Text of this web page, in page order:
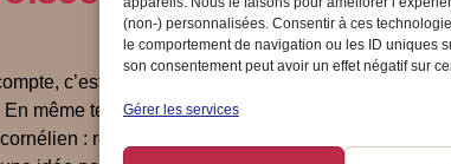
(non-) personnalisées. Consentir à ces
le comportement de navigation ou les ID uniques
son consentement peut avoir un effet négatif sur
Gérer les services
c’est une décision qui n’est pas anodine.
même temps, quand on n’a plus le courage de
: rempiler pour 15 ans ou se jeter dans le